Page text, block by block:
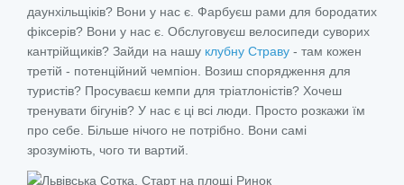
даунхільщіків? Вони у нас є. Фарбуєш рами для бородатих
фіксерів? Вони у нас є. Обслуговуєш велосипеди суворих
кантрійщиків? Зайди на нашу клубну Страву - там кожен
третій - потенційний чемпіон. Возиш спорядження для
туристів? Просуваєш кемпи для тріатлоністів? Хочеш
тренувати бігунів? У нас є ці всі люди. Просто розкажи їм
про себе. Більше нічого не потрібно. Вони самі
зрозуміють, чого ти вартий.